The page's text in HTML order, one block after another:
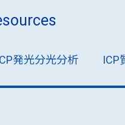
発光分光分析 ICP